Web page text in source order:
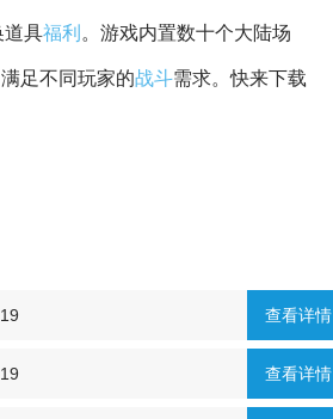
道具福利 。游戏内置数十个大陆场
足不同玩家的战斗需求。快来下载
查看详情
查看详情